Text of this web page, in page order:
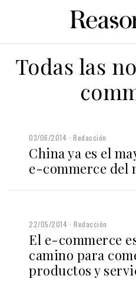
Todas las
03/06/2014 Redacción
China ya es el
e-commerce del
22/05/2014 Redacción
El e-commerce
camino para
productos y